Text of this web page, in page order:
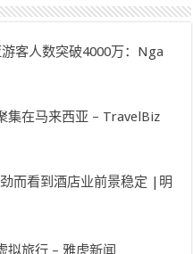
客人数突破4000万：Nga
集在马来西亚 – TravelBiz
而看到酒店业前景稳定 |明
拟旅行 – 雅虎新闻